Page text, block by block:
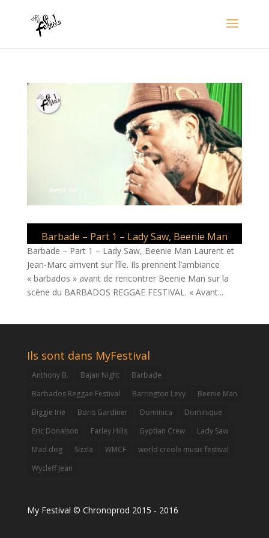
Barbade – Part 1 – Lady Saw, Beenie Man
Barbade – Part 1 – Lady Saw, Beenie Man Laurent et
Jean-Marc arrivent sur l’île. Ils prennent l’ambiance
« barbados » avant de rencontrer Beenie Man sur la
scène du BARBADOS REGGAE FESTIVAL. « Avant...
Ils sont dans MyFestival
Anthony B. Bajan Night
Barbade
Barbados Reggae Festival
Barrington Levy
Beenie Man
Biggie Irie
Boris Gardiner Dominica
Dominique
Eric Donalson
Farley Hills Gyptian Crew
Lady Saw
Mad dog
Sizzla WMCF
world creole music festival
Wycleff Jean
My Festival © Chronoprod 2015 - 2016